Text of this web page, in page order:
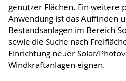
genutzer Flächen. Ein weitere
Anwendung ist das Auffinden
Bestandsanlagen im Bereich
sowie die Suche nach
Einrichtung neuer Solar/
Windkraftanlagen eignen.